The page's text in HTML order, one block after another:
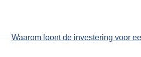
Waarom loont de investering voor